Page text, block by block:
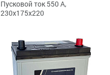
Пусковой ток 550 А,
230x175x220